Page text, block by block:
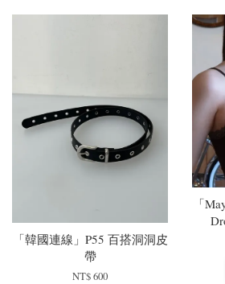
「韓國連線」P55 百搭洞洞皮
帶
NT$ 600
「